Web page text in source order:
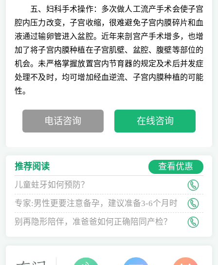
五、妇科手术操作：多次做人工流产手术会使子宫
腔内压力改变，子宫收缩，很难避免子宫内膜碎片和血
液通过输卵管进入盆腔。近年来剖宫产手术增多，也增
加了将子宫内膜种植在子宫肌壁、盆腔、腹壁等部位的
机会。未严格掌握放置宫内节育器的规定及术后并发症
处理不及时，均可增加经血逆流、子宫内膜种植的可能
性。
电话咨询 在线咨询
推荐阅读 查看优惠
儿童蛀牙如何预防？
专家:男性更要注意备孕，建议准备3-6个月时
间
别再隐形陪伴，准爸爸如何正确陪同产检？